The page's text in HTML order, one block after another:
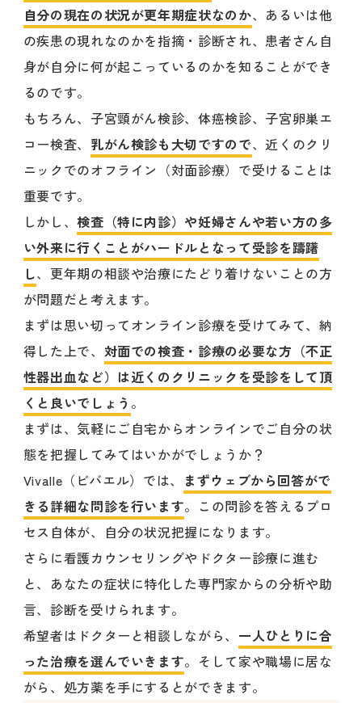
自分の現在の状況が更年期症状なのか、あるいは他
の疾患の現れなのかを指摘・診断され、患者さん自
身が自分に何が起こっているのかを知ることができ
るのです。
もちろん、子宮頸がん検診、体癌検診、子宮卵巣エ
コー検査、 乳がん検診も大切ですので、近くのクリ
ニックでのオフライン（対面診療）で受けることは
重要です。
しかし、検査（特に内診）や妊婦さんや若い方の多
い外来に行くことがハードルとなって受診を躊躇
し、更年期の相談や治療にたどり着けないことの方
が問題だと考えます。
まずは思い切ってオンライン診療を受けてみて、納
得した上で、 対面での検査・診療の必要な方（不正
性器出血など）は近くのクリニックを受診をして頂
くと良いでしょう 。
まずは、気軽にご自宅からオンラインでご自分の状
態を把握してみてはいかがでしょうか？
Vivalle（ビバエル）では、
まずウェブから回答がで
きる詳細な問診を行います。この問診を答えるプロ
セス自体が、自分の状況把握になります。
さらに看護カウンセリングやドクター診療に進む
と、あなたの症状に特化した専門家からの分析や助
言、診断を受けられます。
希望者はドクターと相談しながら、 一人ひとりに合
った治療を選んでいきます。そして家や職場に居な
がら、処方薬を手にするとができます。